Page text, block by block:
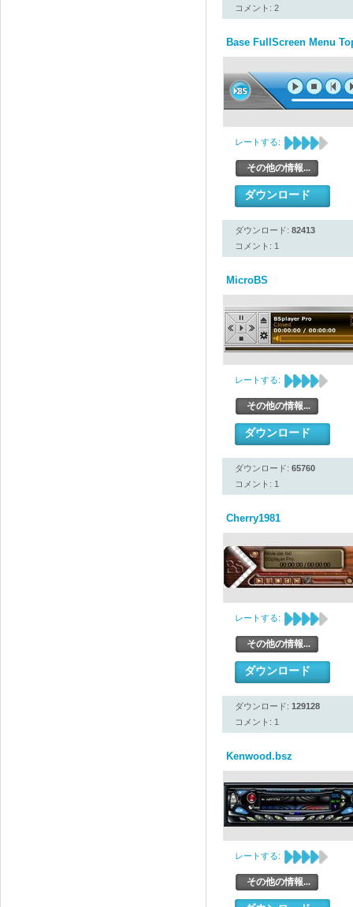
コメント: 2
Base FullScreen Menu
レートする:
その他の情報...
ダウンロード
ダウンロード: 82413
コメント: 1
MicroBS
レートする:
その他の情報...
ダウンロード
ダウンロード: 65760
コメント: 1
Cherry1981
レートする:
その他の情報...
ダウンロード
ダウンロード: 129128
コメント: 1
Kenwood.bsz
レートする:
その他の情報...